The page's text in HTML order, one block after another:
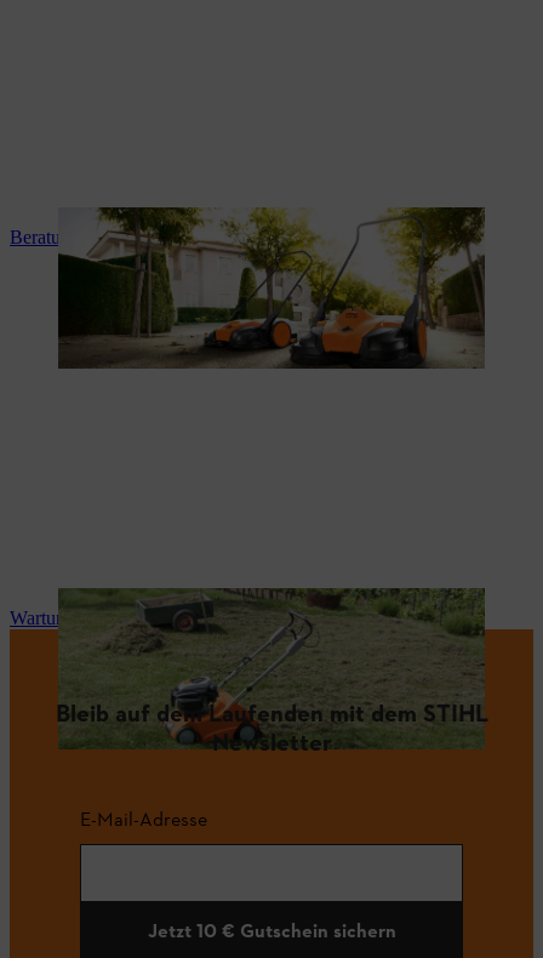
Beratung und Produkteinweisung
Wartung und Reparatur
Bleib auf dem Laufenden mit dem STIHL
Newsletter
E-Mail-Adresse
Jetzt 10 € Gutschein sichern